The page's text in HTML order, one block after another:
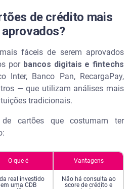
de crédito mais
fáceis de serem aprovados
por bancos digitais e fintechs
Inter, Banco Pan, RecargaPay,
— que utilizam análises mais
tradicionais.
cartões que costumam ter
O que é Vantagens
real investido
em uma CDB
Não há consulta ao
score de crédito e